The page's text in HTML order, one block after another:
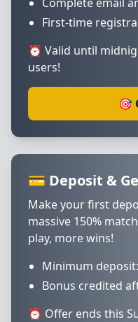
First-time
⏰ Valid until
users!
🎯
💳 Deposit &
Make your first
massive 150%
play, more wins!
Minimum
Bonus credited
⏰ Offer ends this